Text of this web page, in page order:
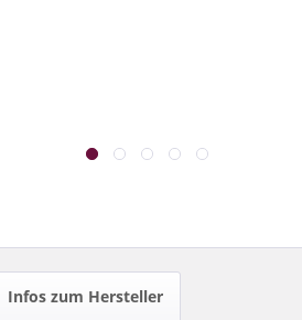
Infos zum Hersteller